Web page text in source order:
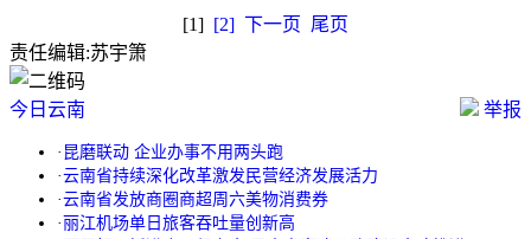
[1] [2] 下一页 尾页
责任编辑:苏宇箫
今日云南 举报
· 昆磨联动 企业办事不用两头跑
·云南省持续深化改革激发民营经济发展活力
·云南省发放商圈商超周六美物消费券
· 丽江机场单日旅客吞吐量创新高